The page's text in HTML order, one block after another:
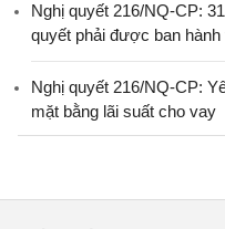
Nghị quyết 216/NQ-CP:
quyết phải được ban
Nghị quyết 216/NQ-CP:
mặt bằng lãi suất cho vay